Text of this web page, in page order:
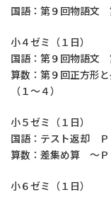
国語：第９回物語文
小４ゼミ（１日）
国語：第９回物語文
算数：第９回正方形
（１～４）
小５ゼミ（１日）
国語：テスト返却 Ｐ
算数：差集め算 ～Ｐ
小６ゼミ（１日）